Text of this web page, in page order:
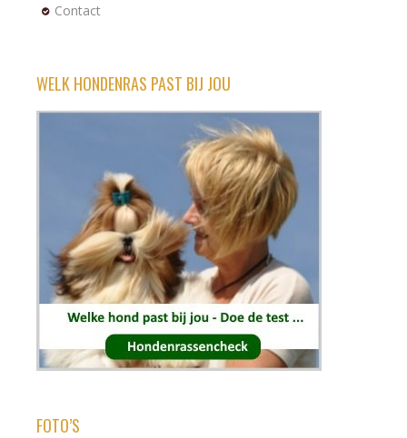
Contact
WELK HONDENRAS PAST BIJ JOU
FOTO’S